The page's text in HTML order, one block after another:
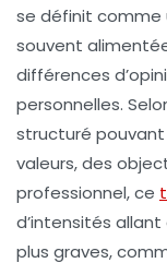
se définit comme
souvent
différences
personnelles.
structuré pouvant
valeurs, des
professionnel, ce
d’intensités
plus graves,